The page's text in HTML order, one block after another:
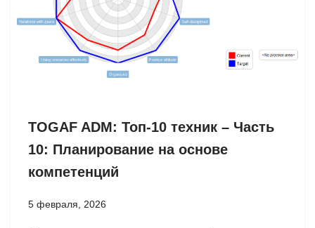
TOGAF ADM: Топ-10 техник – Часть
10: Планирование на основе
компетенций
5 февраля, 2026